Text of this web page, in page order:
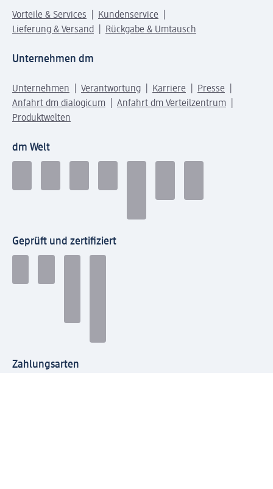
Vorteile & Services
Kundenservice
Lieferung & Versand
Rückgabe & Umtausch
Unternehmen dm
Unternehmen Verantwortung Karriere
Presse
Anfahrt dm dialogicum
Anfahrt dm Verteilzentrum
Produktwelten
dm Welt
Geprüft und zertifiziert
Zahlungsarten